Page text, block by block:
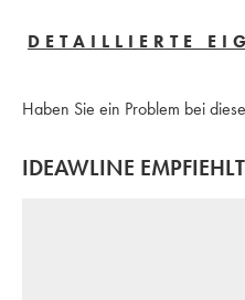
DETAILLIERTE
Haben Sie ein Problem bei
IDEAWLINE